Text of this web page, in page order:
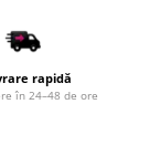
rapidă
în 24–48 de ore